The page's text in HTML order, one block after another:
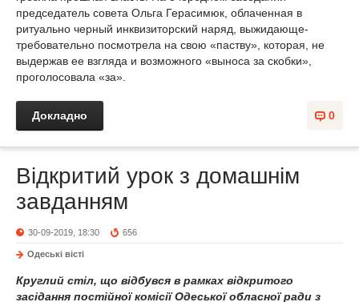
председатель совета Ольга Герасимюк, облаченная в
ритуально черный инквизиторский наряд, выжидающе-
требовательно посмотрела на свою «паству», которая, не
выдержав ее взгляда и возможного «выноса за скобки»,
проголосовала «за».
0
Докладно
Відкритий урок з домашнім
завданням
30-09-2019, 18:30 656
Одеськi вiстi
Круглий стіл, що відбувся в рамках відкритого
засідання постійної комісії Одеської обласної ради з